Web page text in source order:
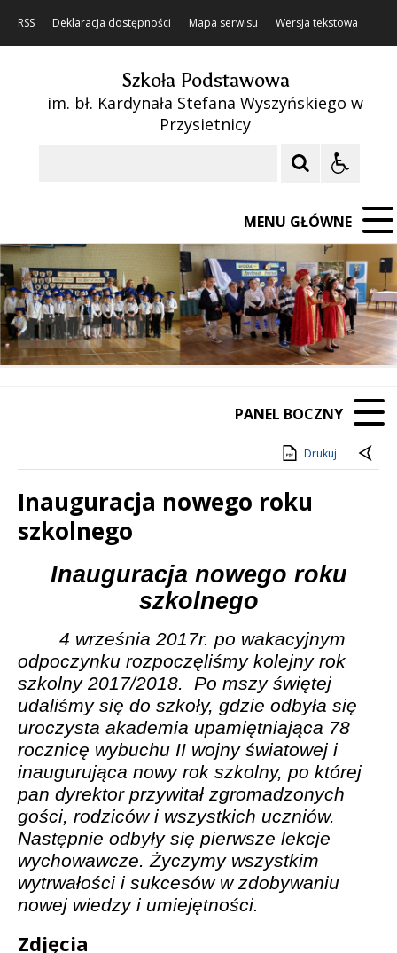
RSS Deklaracja dostępności Mapa serwisu Wersja tekstowa
Szkoła Podstawowa
im. bł. Kardynała Stefana Wyszyńskiego w
Przysietnicy
MENU GŁÓWNE
Poprzedni Element
Następny Element
❚❚
PANEL BOCZNY
Drukuj
Inauguracja nowego roku
szkolnego
TreśćInauguracja nowego roku
szkolnego
4 września 2017r. po wakacyjnym
odpoczynku rozpoczęliśmy kolejny rok
szkolny 2017/2018.
Po mszy świętej
udaliśmy się do szkoły, gdzie odbyła się
uroczysta akademia upamiętniająca 78
rocznicę wybuchu II wojny światowej i
inaugurująca nowy rok szkolny, po której
pan dyrektor przywitał zgromadzonych
gości, rodziców i wszystkich uczniów.
Następnie odbyły się pierwsze lekcje
wychowawcze. Życzymy wszystkim
wytrwałości i sukcesów w zdobywaniu
nowej wiedzy i umiejętności.
Zdjęcia